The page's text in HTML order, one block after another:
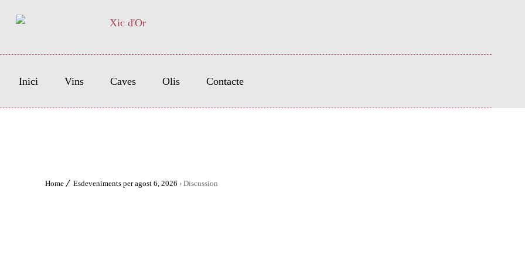
Inici Vins Caves Olis Contacte
Home Esdeveniments per agost 6, 2026 › Discussion